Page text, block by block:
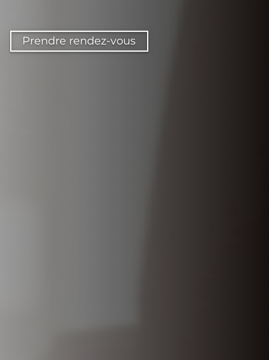
Prendre rendez-vous